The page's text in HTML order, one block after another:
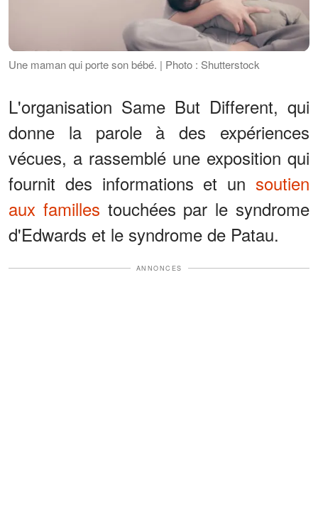
Une maman qui porte son bébé. | Photo : Shutterstock
L'organisation Same But Different, qui
donne la parole à des expériences
vécues, a rassemblé une exposition qui
fournit des informations et un soutien
aux familles touchées par le syndrome
d'Edwards et le syndrome de Patau.
ANNONCES